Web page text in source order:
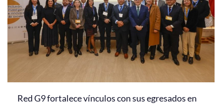
Red G9 fortalece vínculos con sus egresados en